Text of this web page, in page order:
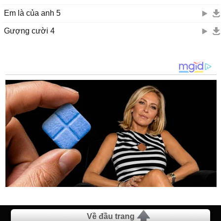
Em là của anh 5
Gượng cười 4
Về đầu trang